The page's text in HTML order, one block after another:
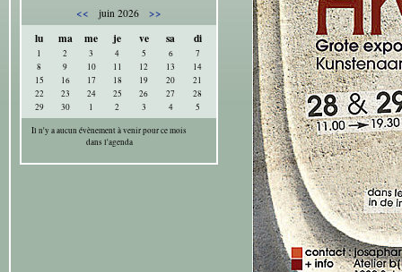
<< juin 2026
>>
lu
ma me je ve sa di
1 2 3 4 5 6
7
8
9 10 11 12 13
14
15
16 17 18 19 20
21
22
23 24 25 26 27
28
29
30 1 2 3 4
5
Il n'y a aucun évènement à venir pour ce mois
dans l'agenda